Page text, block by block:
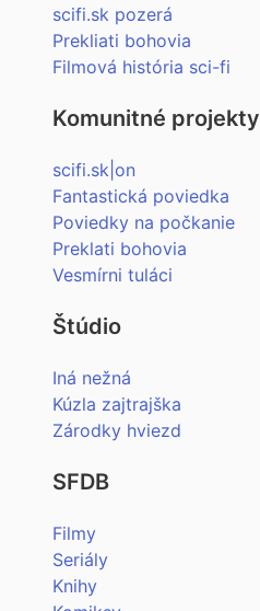
scifi.sk pozerá
Prekliati bohovia
Filmová história sci-fi
Komunitné projekty
scifi.sk|on
Fantastická poviedka
Poviedky na počkanie
Preklati bohovia
Vesmírni tuláci
Štúdio
Iná nežná
Kúzla zajtrajška
Zárodky hviezd
SFDB
Filmy
Seriály
Knihy